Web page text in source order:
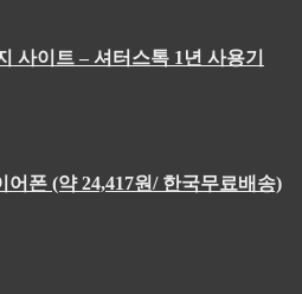
사이트 – 셔터스톡 1년 사용기
폰 (약 24,417원/ 한국무료배송)